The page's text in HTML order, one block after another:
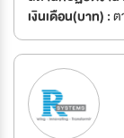
เงินเดือน(บาท) :ต